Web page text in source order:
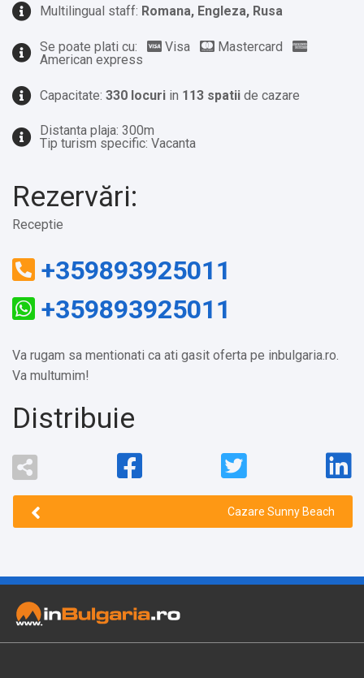
Multilingual staff: Romana, Engleza, Rusa
Se poate plati cu: Visa
Mastercard
American express
Capacitate: 330 locuri in 113 spatii de cazare
Distanta plaja: 300m
Tip turism specific: Vacanta
Rezervări:
Receptie
+359893925011
+359893925011
Va rugam sa mentionati ca ati gasit oferta pe inbulgaria.ro.
Va multumim!
Distribuie
Cazare Sunny Beach